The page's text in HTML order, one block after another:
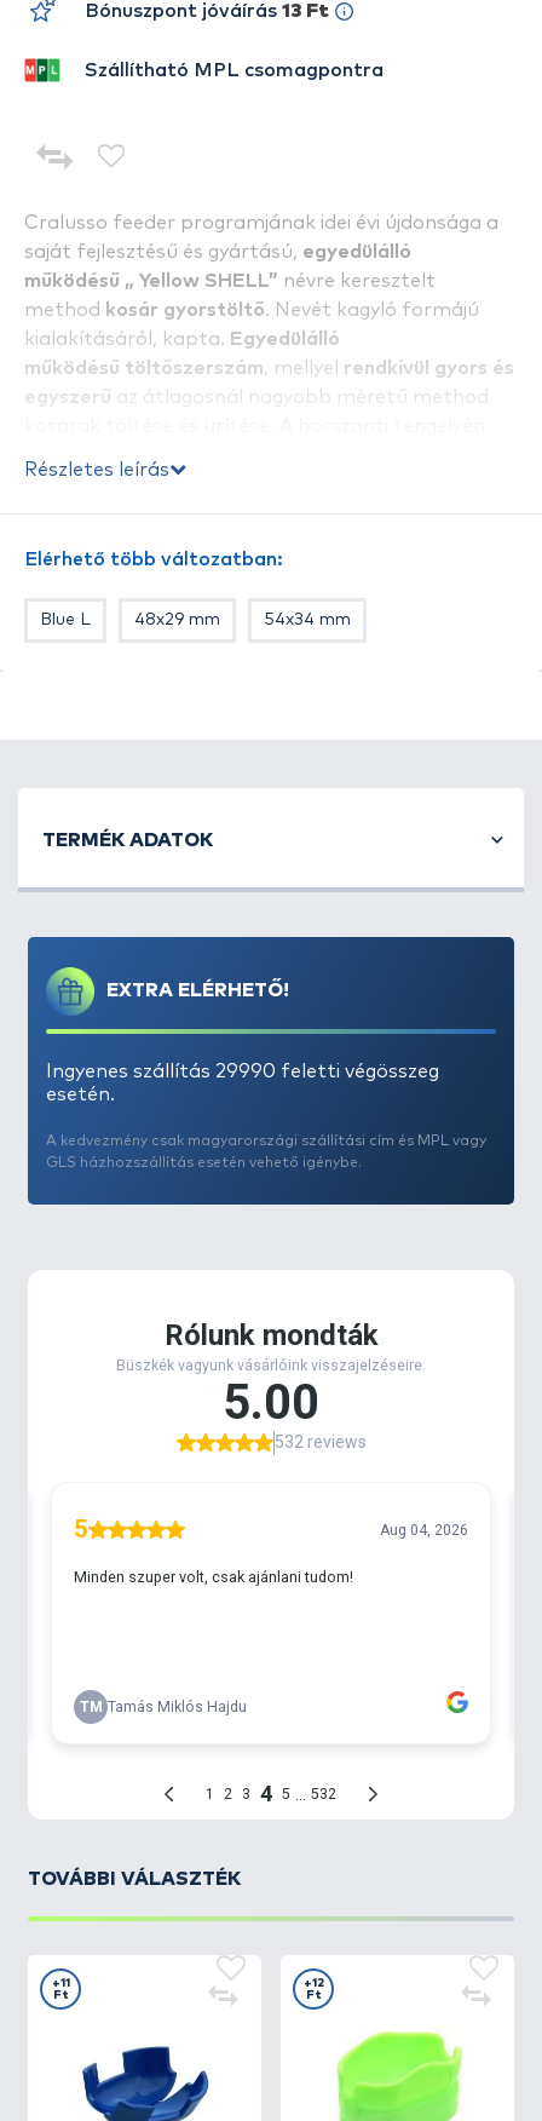
Cralusso feeder programjának idei évi újdonsága a
saját fejlesztésű és gyártású, egyedülálló
működésű „ Yellow SHELL” névre keresztelt
method kosár gyorstöltő. Nevét kagyló formájú
kialakításáról, kapta. Egyedülálló
működésű töltőszerszám, mellyel rendkívül gyors és
egyszerű az átlagosnál nagyobb méretű method
etetőanyag!Univerzális kialakításának
kosarához használható. Hazai fejlesztésű és
Részletes leírás
Elérhető több változatban:
Blue L 48x29 mm 54x34 mm
Bónuszpont jóváírás 13 Ft
Szállítható MPL csomagpontra
EXTRA ELÉRHETŐ!
Ingyenes szállítás 29990 feletti végösszeg
esetén.
A kedvezmény csak magyarországi szállítási cím és MPL vagy
GLS házhozszállítás esetén vehető igénybe.
TOVÁBBI VÁLASZTÉK
+11
Ft
+12
Ft
TERMÉK ADATOK